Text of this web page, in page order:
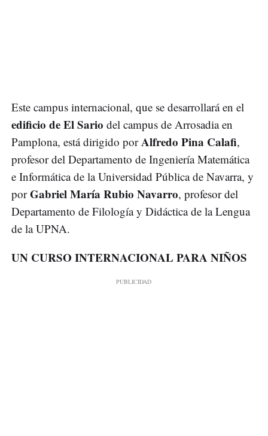
Este campus internacional, que se desarrollará en el
edificio de El Sario del campus de Arrosadia en
Pamplona, está dirigido porAlfredo Pina Calafi,
profesor del Departamento de Ingeniería Matemática
e Informática de la Universidad Pública de Navarra, y
porGabriel María Rubio Navarro, profesor del
Departamento de Filología y Didáctica de la Lengua
de la UPNA.
UN CURSO INTERNACIONAL PARA NIÑOS